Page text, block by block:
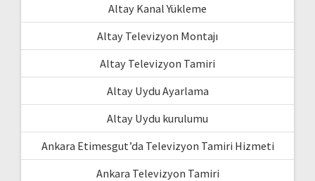
Altay Kanal Yükleme
Altay Televizyon Montajı
Altay Televizyon Tamiri
Altay Uydu Ayarlama
Altay Uydu kurulumu
Ankara Etimesgut’da Televizyon Tamiri Hizmeti
Ankara Televizyon Tamiri